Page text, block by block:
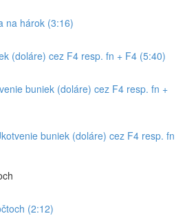
na hárok (3:16)
(doláre) cez F4 resp. fn + F4 (5:40)
buniek (doláre) cez F4 resp. fn +
buniek (doláre) cez F4 resp. fn
(2:12)